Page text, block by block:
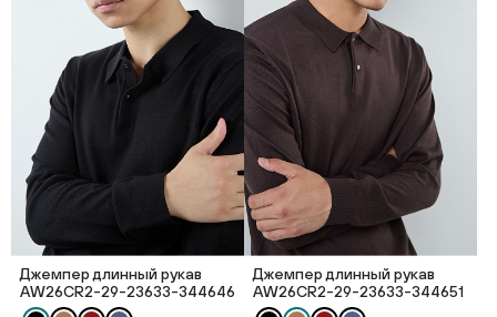
Джемпер длинный рукав
AW26CR2-29-23633-344646
Джемпер длинный рукав
AW26CR2-29-23633-344651